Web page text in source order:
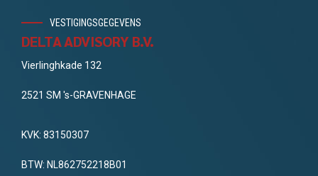
VESTIGINGSGEGEVENS
DELTA ADVISORY B.V.
Vierlinghkade 132
2521 SM 's-GRAVENHAGE
KVK: 83150307
BTW: NL862752218B01